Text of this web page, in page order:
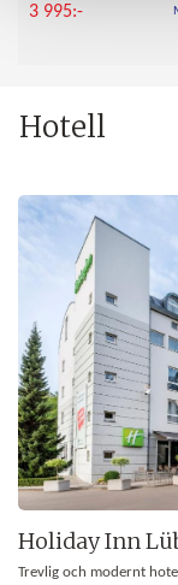
3 995:-
Hotell
Holiday Inn
Trevlig och modernt